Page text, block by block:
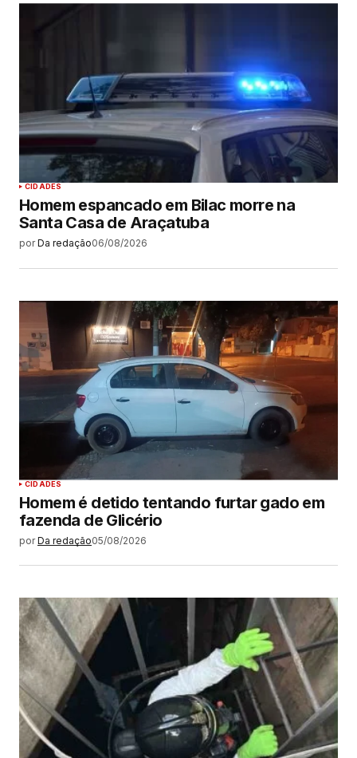
CIDADES
Homem espancado em Bilac morre na
Santa Casa de Araçatuba
por Da redação06/08/2026
CIDADES
Homem é detido tentando furtar gado em
fazenda de Glicério
por Da redação05/08/2026